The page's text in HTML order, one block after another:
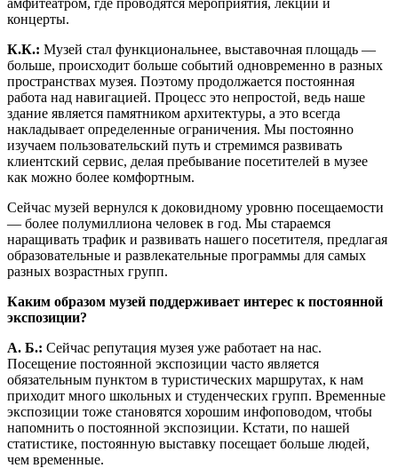
амфитеатром, где проводятся мероприятия, лекции и
концерты.
К.К.: Музей стал функциональнее, выставочная площадь —
больше, происходит больше событий одновременно в разных
пространствах музея. Поэтому продолжается постоянная
работа над навигацией. Процесс это непростой, ведь наше
здание является памятником архитектуры, а это всегда
накладывает определенные ограничения. Мы постоянно
изучаем пользовательский путь и стремимся развивать
клиентский сервис, делая пребывание посетителей в музее
как можно более комфортным.
Сейчас музей вернулся к доковидному уровню посещаемости
— более полумиллиона человек в год. Мы стараемся
наращивать трафик и развивать нашего посетителя, предлагая
образовательные и развлекательные программы для самых
разных возрастных групп.
Каким образом музей поддерживает интерес к постоянной
экспозиции?
А. Б.: Сейчас репутация музея уже работает на нас.
Посещение постоянной экспозиции часто является
обязательным пунк­том в туристических маршрутах, к нам
приходит много школьных и студенческих групп. Временные
экспозиции тоже становятся хорошим инфоповодом, чтобы
напомнить о постоянной экспозиции. Кстати, по нашей
статистике, постоянную выставку посещает больше людей,
чем временные.